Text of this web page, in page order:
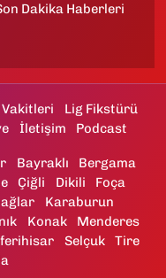
Dakika Haberleri
Vakitleri
Lig Fikstürü
İletişim Podcast
Bayraklı
Bergama
Çiğli Dikili
Foça
Karaburun
Konak
Menderes
Selçuk
Tire